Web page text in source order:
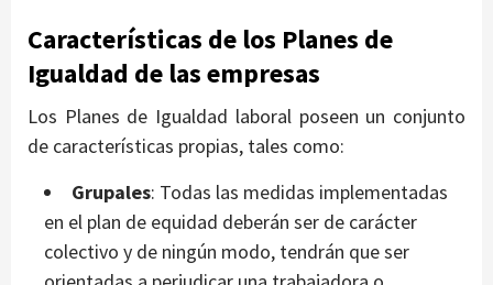
Características de los Planes de
Igualdad de las empresas
Los Planes de Igualdad laboral poseen un conjunto
de características propias, tales como:
Grupales: Todas las medidas implementadas
en el plan de equidad deberán ser de carácter
colectivo y de ningún modo, tendrán que ser